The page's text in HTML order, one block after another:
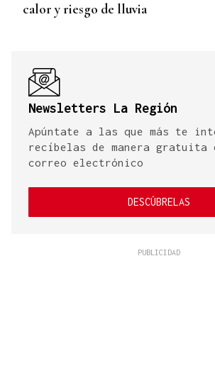
calor y riesgo de lluvia
Newsletters La Región
Apúntate a las que más te
recíbelas de manera gratuita
correo electrónico
DESCÚBRELAS